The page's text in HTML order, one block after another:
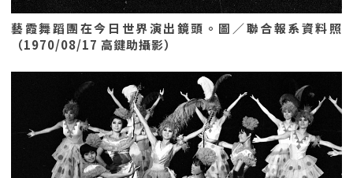
藝霞舞蹈團在今日世界演出鏡頭。圖／聯合報系資料照
（1970/08/17 高鍵助攝影）